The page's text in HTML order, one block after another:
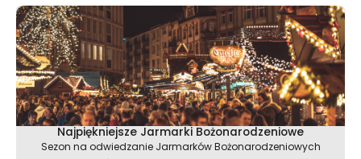
Najpiękniejsze Jarmarki Bożonarodzeniowe
Sezon na odwiedzanie Jarmarków Bożonarodzeniowych